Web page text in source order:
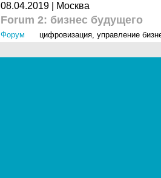
08.04.2019 | Москва
Forum 2: бизнес будущего
Форум цифровизация, управление